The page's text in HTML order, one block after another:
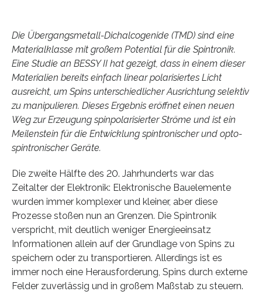
Die Übergangsmetall-Dichalcogenide (TMD) sind eine
Materialklasse mit großem Potential für die Spintronik.
Eine Studie an BESSY II hat gezeigt, dass in einem dieser
Materialien bereits einfach linear polarisiertes Licht
ausreicht, um Spins unterschiedlicher Ausrichtung selektiv
zu manipulieren. Dieses Ergebnis eröffnet einen neuen
Weg zur Erzeugung spinpolarisierter Ströme und ist ein
Meilenstein für die Entwicklung spintronischer und opto-
spintronischer Geräte.
Die zweite Hälfte des 20. Jahrhunderts war das
Zeitalter der Elektronik: Elektronische Bauelemente
wurden immer komplexer und kleiner, aber diese
Prozesse stoßen nun an Grenzen. Die Spintronik
verspricht, mit deutlich weniger Energieeinsatz
Informationen allein auf der Grundlage von Spins zu
speichern oder zu transportieren. Allerdings ist es
immer noch eine Herausforderung, Spins durch externe
Felder zuverlässig und in großem Maßstab zu steuern.